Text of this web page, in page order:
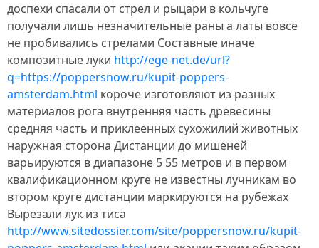
доспехи спасали от стрел и рыцари в кольчуге
получали лишь незначительные раны а латы вовсе
не пробивались стрелами Составные иначе
композитные луки http://ege-net.de/url?
q=https://poppersnow.ru/kupit-poppers-
amsterdam.html короче изготовляют из разных
материалов рога внутренняя часть древесины
средняя часть и приклеенных сухожилий животных
наружная сторона Дистанции до мишеней
варьируются в диапазоне 5 55 метров и в первом
квалификационном круге не известны лучникам во
втором круге дистанции маркируются на рубежах
Вырезали лук из тиса
http://www.sitedossier.com/site/poppersnow.ru/kupit-